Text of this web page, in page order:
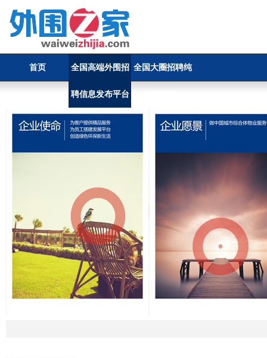
首页 全国高端外围招
聘信息发布平台
全国大圈招聘纯